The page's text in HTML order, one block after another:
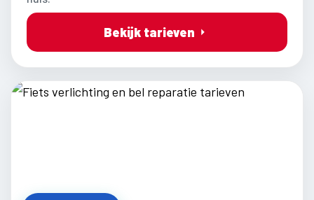
Bekijk tarieven